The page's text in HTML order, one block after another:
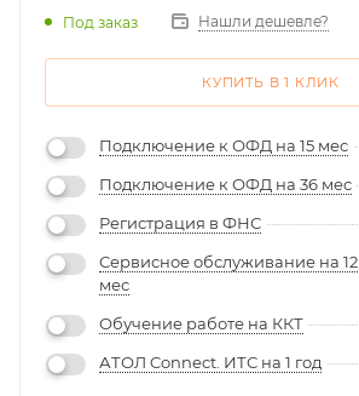
Под заказ Нашли дешевле?
КУПИТЬ В 1 КЛИК
Подключение к ОФД на 15 мес
Подключение к ОФД на 36 мес
Регистрация в ФНС
Сервисное обслуживание на 12
мес
Обучение работе на ККТ
АТОЛ Connect. ИТС на 1 год